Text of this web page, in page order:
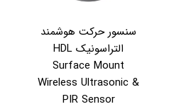
سنسور حرکت هوشمند
التراسونیک HDL
Surface Mount
Wireless Ultrasonic &
PIR Sensor